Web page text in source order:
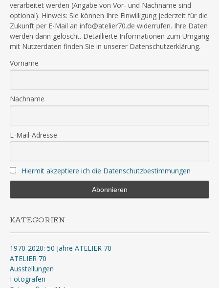
verarbeitet werden (Angabe von Vor- und Nachname sind
optional). Hinweis: Sie können Ihre Einwilligung jederzeit für die
Zukunft per E-Mail an info@atelier70.de widerrufen. Ihre Daten
werden dann gelöscht. Detaillierte Informationen zum Umgang
mit Nutzerdaten finden Sie in unserer Datenschutzerklärung.
Vorname
Nachname
E-Mail-Adresse
Hiermit akzeptiere ich die Datenschutzbestimmungen
KATEGORIEN
1970-2020: 50 Jahre ATELIER 70
ATELIER 70
Ausstellungen
Fotografen